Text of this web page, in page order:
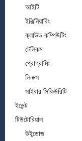
আইটি
ইঞ্জিনিয়ারিং
ক্লাউড কম্পিউটিং
টেলিকম
প্রোগ্রামিং
লিনাক্স
সাইবার সিকিউরিটি
ইভেন্ট
টিউটোরিয়াল
উইন্ডোজ